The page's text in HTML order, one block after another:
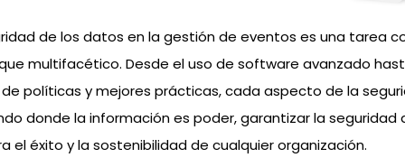
de los datos en la gestión de eventos es una tarea
multifacético. Desde el uso de software avanzado
políticas y mejores prácticas, cada aspecto de la
donde la información es poder, garantizar la seguridad
el éxito y la sostenibilidad de cualquier organización.